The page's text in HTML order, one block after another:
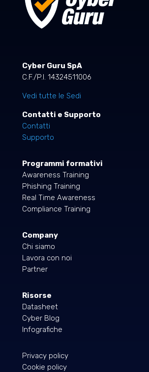
Cyber Guru SpA
C.F./P.I. 14324511006
Vedi tutte le Sedi
Contatti e Supporto
Contatti
Supporto
Programmi formativi
Awareness Training
Phishing Training
Real Time Awareness
Compliance Training
Company
Chi siamo
Lavora con noi
Partner
Risorse
Datasheet
Cyber Blog
Infografiche
Privacy policy
Cookie policy